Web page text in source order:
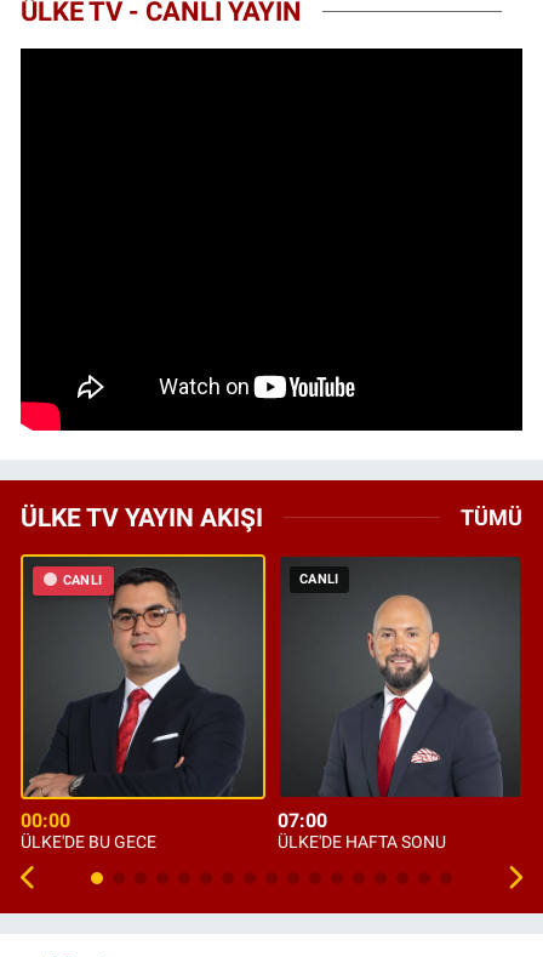
ÜLKE TV - CANLI YAYIN
ÜLKE TV YAYIN AKIŞI TÜMÜ
CANLI
00:00
ÜLKE'DE BU GECE
CANLI
07:00
ÜLKE'DE HAFTA SONU